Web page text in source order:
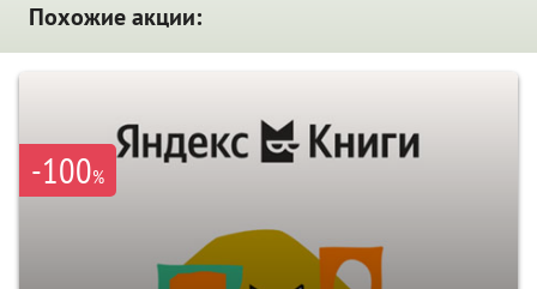
Похожие акции:
-100%